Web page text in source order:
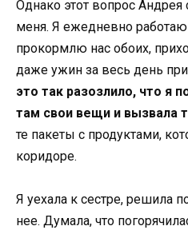
Однако этот вопрос Андрея
меня. Я ежедневно работаю
прокормлю нас обоих,
даже ужин за весь день
это так разозлило, что я
там свои вещи и вызвала
те пакеты с продуктами,
коридоре.
Я уехала к сестре, решила
нее. Думала, что